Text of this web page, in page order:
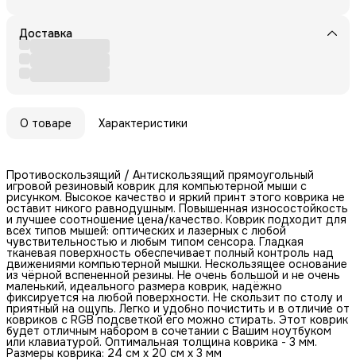
Доставка
О товаре Характеристики
Противоскользящий / Антискользящий прямоугольный
игровой резиновый коврик для компьютерной мыши с
рисунком. Высокое качество и яркий принт этого коврика не
оставит никого равнодушным. Повышенная износостойкость
и лучшее соотношение цена/качество. Коврик подходит для
всех типов мышей: оптических и лазерных с любой
чувствительностью и любым типом сенсора. Гладкая
тканевая поверхность обеспечивает полный контроль над
движениями компьютерной мышки. Нескользящее основание
из чёрной вспененной резины. Не очень большой и не очень
маленький, идеального размера коврик, надёжно
фиксируется на любой поверхности. Не скользит по столу и
приятный на ощупь. Легко и удобно почистить и в отличие от
ковриков с RGB подсветкой его можно стирать. Этот коврик
будет отличным набором в сочетании с Вашим ноутбуком
или клавиатурой. Оптимальная толщина коврика - 3 мм.
Размеры коврика: 24 см x 20 см x 3 мм